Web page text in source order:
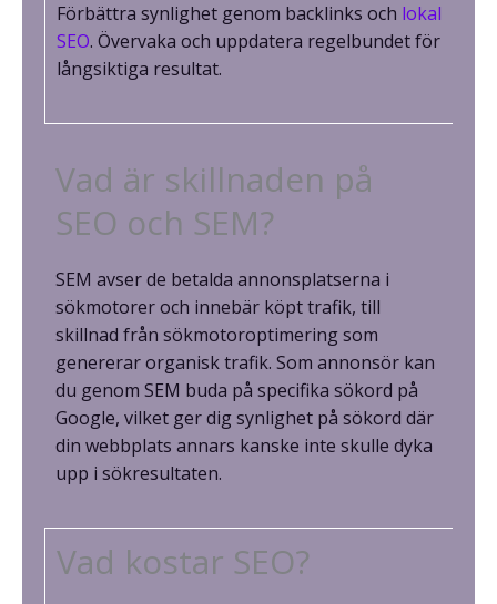
Förbättra synlighet genom backlinks och lokal
SEO. Övervaka och uppdatera regelbundet för
långsiktiga resultat.
Vad är skillnaden på
SEO och SEM?
SEM avser de betalda annonsplatserna i
sökmotorer och innebär köpt trafik, till
skillnad från sökmotoroptimering som
genererar organisk trafik. Som annonsör kan
du genom SEM buda på specifika sökord på
Google, vilket ger dig synlighet på sökord där
din webbplats annars kanske inte skulle dyka
upp i sökresultaten.
Vad kostar SEO?